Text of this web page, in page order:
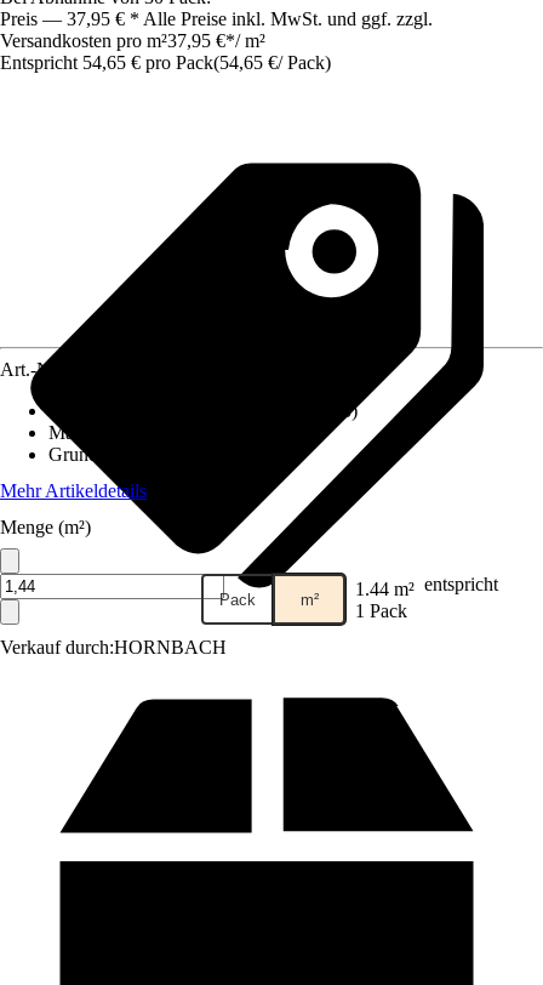
Preis — 37,95 € * Alle Preise inkl. MwSt. und ggf. zzgl.
Versandkosten pro m²37,95 €*/ m²
Entspricht 54,65 € pro Pack(54,65 €/ Pack)
Verkauf durch:HORNBACH
Art.-Nr.
Seidenmatt (Lappato)
Material
Grundfarbe
Mehr Artikeldetails
Menge (m²)
Pack m² 1.44 m² entspricht
1 Pack